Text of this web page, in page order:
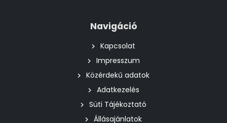
Navigáció
Kapcsolat
Impresszum
Közérdekű adatok
Adatkezelés
Süti Tájékoztató
Állásajánlatok